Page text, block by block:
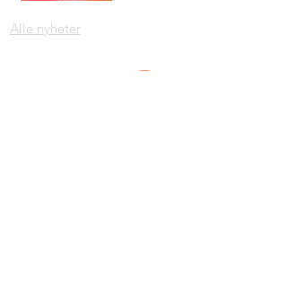
Alle nyheter